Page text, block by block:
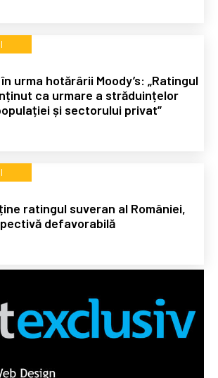
urma hotărârii Moody’s: „Ratingul
ca urmare a străduințelor
și sectorului privat”
ratingul suveran al României,
defavorabilă